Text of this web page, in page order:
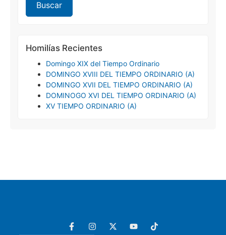
Homilías Recientes
Domingo XIX del Tiempo Ordinario
DOMINGO XVIII DEL TIEMPO ORDINARIO (A)
DOMINGO XVII DEL TIEMPO ORDINARIO (A)
DOMINOGO XVI DEL TIEMPO ORDINARIO (A)
XV TIEMPO ORDINARIO (A)